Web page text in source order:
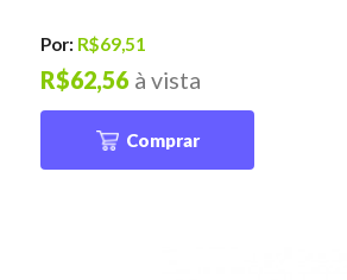
Por: R$69,51
à vista
R$62,56
Comprar